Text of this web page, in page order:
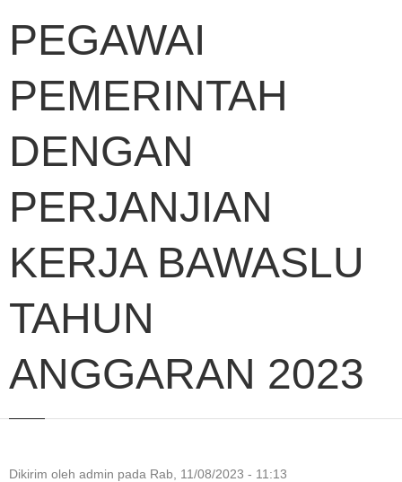
PEGAWAI
PEMERINTAH
DENGAN
PERJANJIAN
KERJA BAWASLU
TAHUN
ANGGARAN 2023
Dikirim oleh admin pada Rab, 11/08/2023 - 11:13